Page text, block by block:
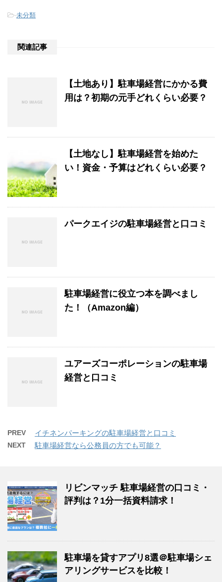
-未分類
関連記事
【土地あり】駐車場経営にかかる費
用は？初期の元手どれくらい必要？
【土地なし】駐車場経営を始めた
い！資金・予算はどれくらい必要？
パークエイジの駐車場経営と口コミ
駐車場経営に役立つ本を調べまし
た！（Amazon編）
ユアーズコーポレーションの駐車場
経営と口コミ
PREV イチネンパーキングの駐車場経営と口コミ
NEXT 駐車場経営なら公務員の方でも可能？
リビンマッチ 駐車場経営の口コミ・
評判は？1分一括資料請求！
駐車場を貸すアプリ8選＠駐車場シェ
アリングサービスを比較！